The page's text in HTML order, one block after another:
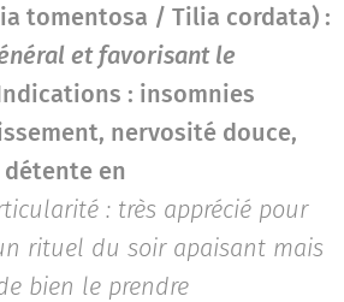
tomentosa / Tilia cordata) :
et favorisant le
: insomnies
nervosité douce,
en
: très apprécié pour
rituel du soir apaisant mais
bien le prendre